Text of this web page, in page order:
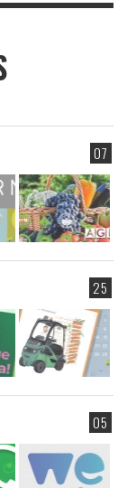
07
25
05